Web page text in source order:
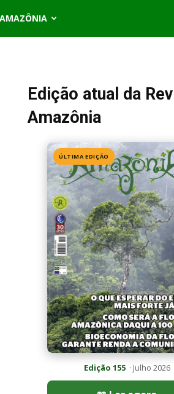
Edição atual da
Amazônia
ÚLTIMA EDIÇÃO
Edição 155· Julho 2026